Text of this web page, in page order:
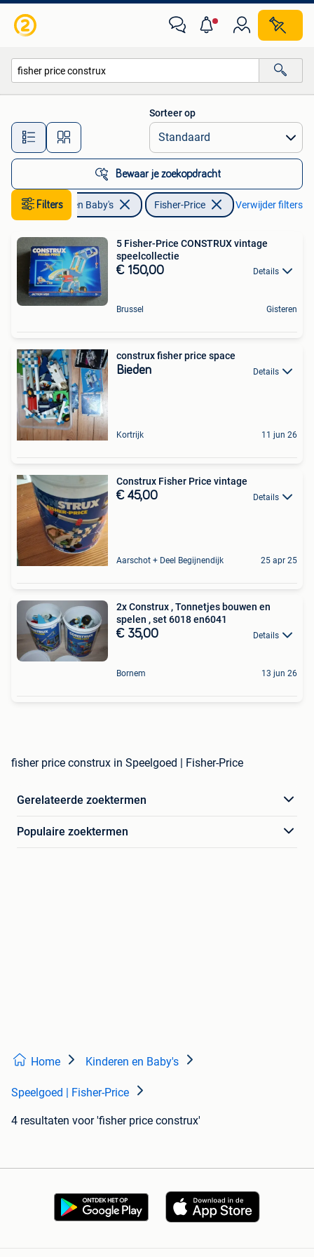
Alle afstanden…
Sorteer op
Bewaar je zoekopdracht
Filters
Kinderen en Baby's Fisher-Price Verwijder filters
5 Fisher-Price CONSTRUX vintage
speelcollectie
€ 150,00 Details
Brussel Gisteren
construx fisher price space
Bieden Details
Kortrijk 11 jun 26
Construx Fisher Price vintage
€ 45,00 Details
Aarschot + Deel Begijnendijk 25 apr 25
2x Construx , Tonnetjes bouwen en
spelen , set 6018 en6041
€ 35,00 Details
Bornem 13 jun 26
fisher price construx in Speelgoed | Fisher-Price
Gerelateerde zoektermen
Populaire zoektermen
Home Kinderen en Baby's
Speelgoed | Fisher-Price
4 resultaten voor 'fisher price construx'